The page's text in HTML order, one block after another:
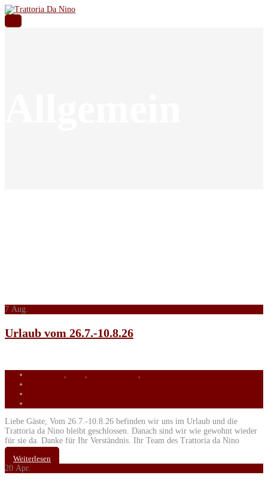
7 Aug.
Urlaub vom 26.7.-10.8.26
Liebe Gäste, Vom 26.7.-10.8.26 befinden wir uns im Urlaub und die
Trattoria da Nino bleibt geschlossen. Danach sind wir wie gewohnt wieder
für sie da. Danke für Ihr Verständnis. Ihr Team des Trattoria da Nino
Weiterlesen
20 Apr.